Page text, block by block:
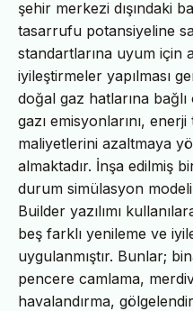
şehir merkezi dışındaki
tasarrufu potansiyeline
standartlarına uyum için
iyileştirmeler yapılması
doğal gaz hatlarına
gazı emisyonlarını,
maliyetlerini azaltmaya
almaktadır. İnşa edilmiş
durum simülasyon
Builder yazılımı
beş farklı yenileme ve
uygulanmıştır. Bunlar;
pencere camlama,
havalandırma,